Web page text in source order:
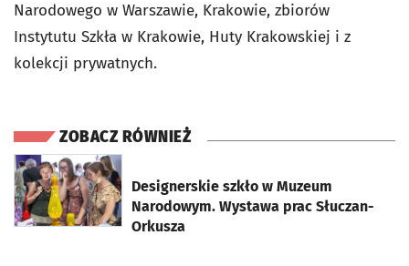
Narodowego w Warszawie, Krakowie, zbiorów
Instytutu Szkła w Krakowie, Huty Krakowskiej i z
kolekcji prywatnych.
ZOBACZ RÓWNIEŻ
Designerskie szkło w Muzeum
Narodowym. Wystawa prac Słuczan-
Orkusza
otworzy się w nowej karcie